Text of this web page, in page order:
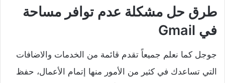
طرق حل مشكلة عدم توافر مساحة
في Gmail
جوجل كما نعلم جميعاً تقدم قائمة من الخدمات والاضافات
التي تساعدك في كثير من الأمور منها إتمام الأعمال، حفظ